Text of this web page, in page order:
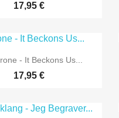
17,95 €
 Vorschau
- It Beckons Us...
17,95 €